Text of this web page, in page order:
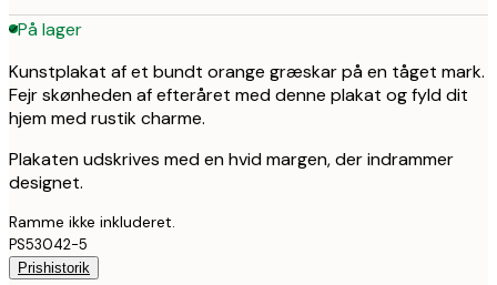
På lager
Kunstplakat af et bundt orange græskar på en tåget mark.
Fejr skønheden af efteråret med denne plakat og fyld dit
hjem med rustik charme.
Plakaten udskrives med en hvid margen, der indrammer
designet.
Ramme ikke inkluderet.
PS53042-5
Prishistorik